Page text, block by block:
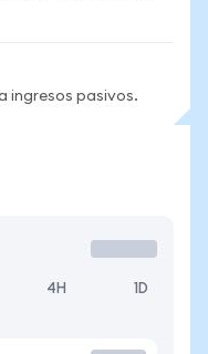
ingresos pasivos.
4H 1D